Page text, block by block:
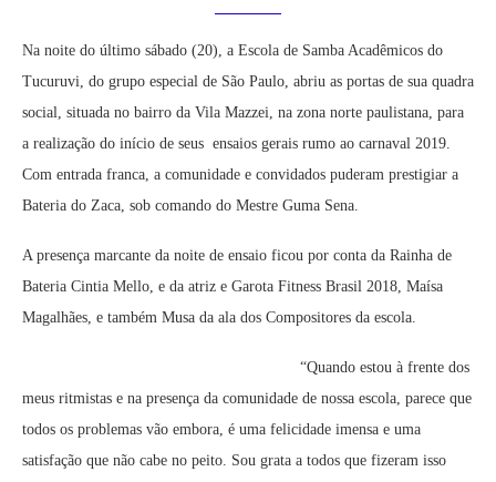
Na noite do último sábado (20), a Escola de Samba Acadêmicos do
Tucuruvi, do grupo especial de São Paulo, abriu as portas de sua quadra
social, situada no bairro da Vila Mazzei, na zona norte paulistana, para
a realização do início de seus ensaios gerais rumo ao carnaval 2019.
Com entrada franca, a comunidade e convidados puderam prestigiar a
Bateria do Zaca, sob comando do Mestre Guma Sena.
A presença marcante da noite de ensaio ficou por conta da Rainha de
Bateria Cintia Mello, e da atriz e Garota Fitness Brasil 2018, Maísa
Magalhães, e também Musa da ala dos Compositores da escola.
“Quando estou à frente dos
meus ritmistas e na presença da comunidade de nossa escola, parece que
todos os problemas vão embora, é uma felicidade imensa e uma
satisfação que não cabe no peito. Sou grata a todos que fizeram isso